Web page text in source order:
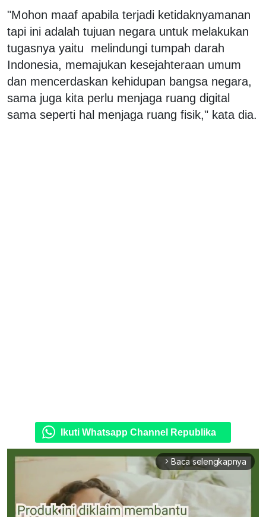
"Mohon maaf apabila terjadi ketidaknyamanan
tapi ini adalah tujuan negara untuk melakukan
tugasnya yaitu melindungi tumpah darah
Indonesia, memajukan kesejahteraan umum
dan mencerdaskan kehidupan bangsa negara,
sama juga kita perlu menjaga ruang digital
sama seperti hal menjaga ruang fisik," kata dia.
Ikuti Whatsapp Channel Republika
arrow_forward_ios Baca selengkapnya